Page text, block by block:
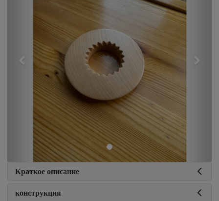
Краткое описание
конструкция